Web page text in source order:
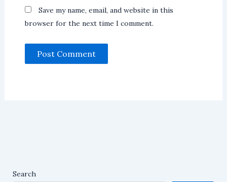
Save my name, email, and website in this
browser for the next time I comment.
Search